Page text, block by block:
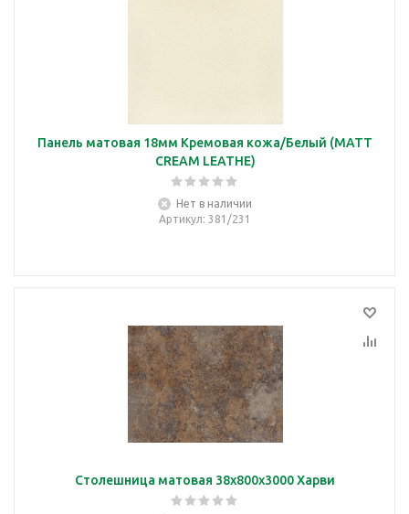
Панель матовая 18мм Кремовая кожа/Белый (MATT
CREAM LEATHE)
Нет в наличии
Артикул: 381/231
Столешница матовая 38х800х3000 Харви